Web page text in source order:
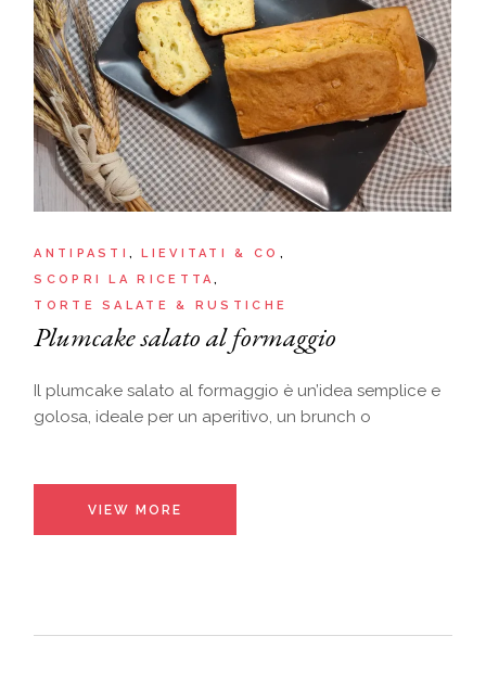
ANTIPASTI
LIEVITATI & CO
SCOPRI LA RICETTA
TORTE SALATE & RUSTICHE
Plumcake salato al formaggio
Il plumcake salato al formaggio è un’idea semplice e
golosa, ideale per un aperitivo, un brunch o
VIEW MORE